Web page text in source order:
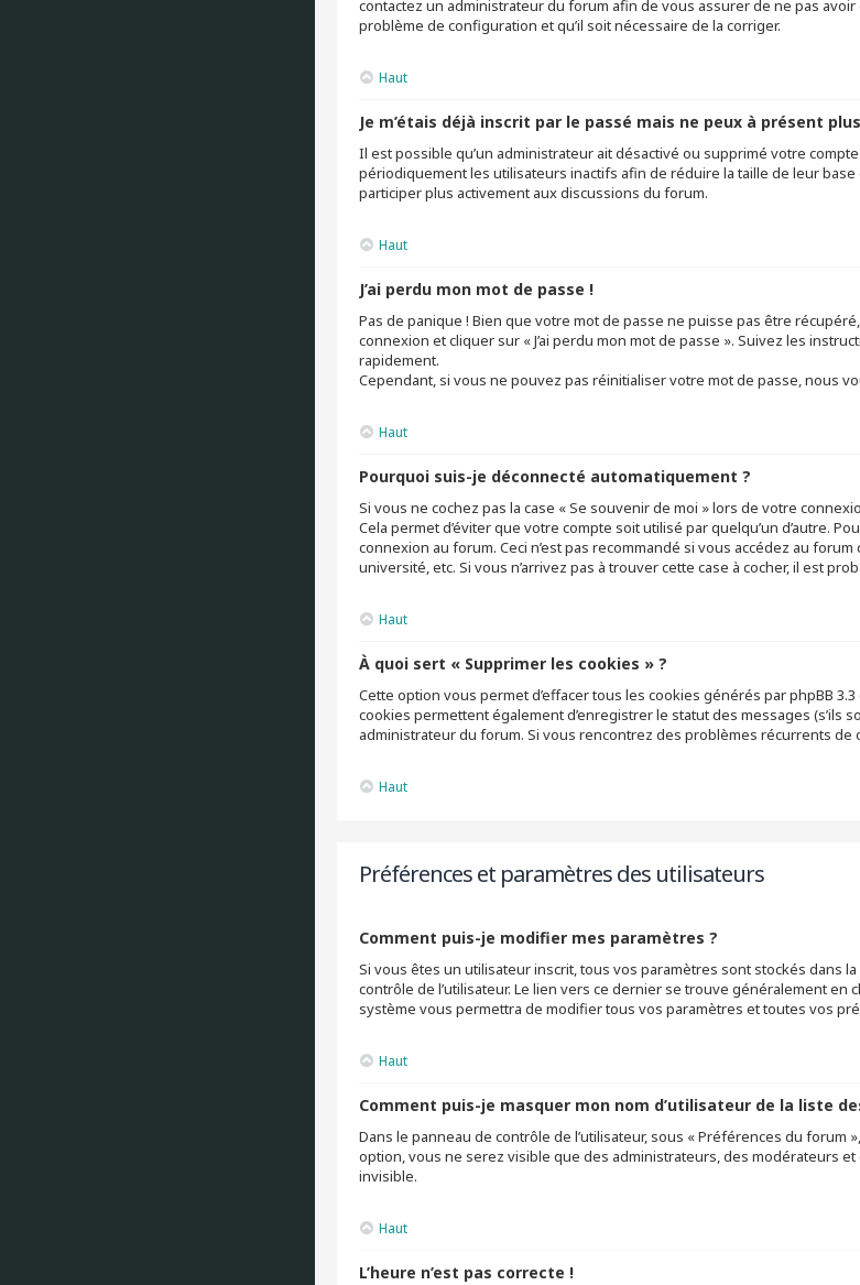
contactez un administrateur du forum afin de vous assurer de ne pas
problème de configuration et qu’il soit nécessaire de la corriger.
Haut
Je m’étais déjà inscrit par le passé mais ne peux à présent
Il est possible qu’un administrateur ait désactivé ou supprimé votre
périodiquement les utilisateurs inactifs afin de réduire la taille de leur
participer plus activement aux discussions du forum.
Haut
J’ai perdu mon mot de passe !
Pas de panique ! Bien que votre mot de passe ne puisse pas être
connexion et cliquer sur « J’ai perdu mon mot de passe ». Suivez les
rapidement.
Cependant, si vous ne pouvez pas réinitialiser votre mot de passe, nous
Haut
Pourquoi suis-je déconnecté automatiquement ?
Si vous ne cochez pas la case « Se souvenir de moi » lors de votre
Cela permet d’éviter que votre compte soit utilisé par quelqu’un d’autre.
connexion au forum. Ceci n’est pas recommandé si vous accédez au
université, etc. Si vous n’arrivez pas à trouver cette case à cocher, il est
Haut
À quoi sert « Supprimer les cookies » ?
Cette option vous permet d’effacer tous les cookies générés par phpBB
cookies permettent également d’enregistrer le statut des messages (s’ils
administrateur du forum. Si vous rencontrez des problèmes récurrents
Haut
Préférences et paramètres des utilisateurs
Comment puis-je modifier mes paramètres ?
Si vous êtes un utilisateur inscrit, tous vos paramètres sont stockés dans
contrôle de l’utilisateur. Le lien vers ce dernier se trouve généralement
système vous permettra de modifier tous vos paramètres et toutes vos
Haut
Comment puis-je masquer mon nom d’utilisateur de la liste
Dans le panneau de contrôle de l’utilisateur, sous « Préférences du forum
option, vous ne serez visible que des administrateurs, des modérateurs
invisible.
Haut
L’heure n’est pas correcte !